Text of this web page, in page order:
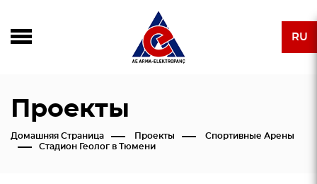
RU
Проекты
Домашняя Страница Проекты
Спортивные Арены
Стадион Геолог в Тюмени